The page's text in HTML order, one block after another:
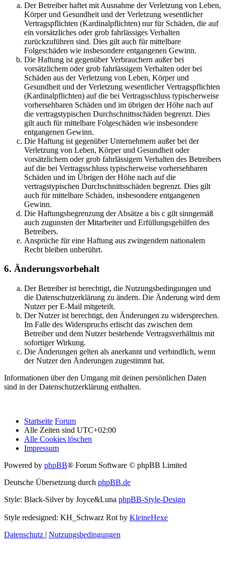
Der Betreiber haftet mit Ausnahme der Verletzung von Leben,
Körper und Gesundheit und der Verletzung wesentlicher
Vertragspflichten (Kardinalpflichten) nur für Schäden, die auf
ein vorsätzliches oder grob fahrlässiges Verhalten
zurückzuführen sind. Dies gilt auch für mittelbare
Folgeschäden wie insbesondere entgangenen Gewinn.
Die Haftung ist gegenüber Verbrauchern außer bei
vorsätzlichem oder grob fahrlässigem Verhalten oder bei
Schäden aus der Verletzung von Leben, Körper und
Gesundheit und der Verletzung wesentlicher Vertragspflichten
(Kardinalpflichten) auf die bei Vertragsschluss typischerweise
vorhersehbaren Schäden und im übrigen der Höhe nach auf
die vertragstypischen Durchschnittsschäden begrenzt. Dies
gilt auch für mittelbare Folgeschäden wie insbesondere
entgangenen Gewinn.
Die Haftung ist gegenüber Unternehmern außer bei der
Verletzung von Leben, Körper und Gesundheit oder
vorsätzlichem oder grob fahrlässigem Verhalten des Betreibers
auf die bei Vertragsschluss typischerweise vorhersehbaren
Schäden und im Übrigen der Höhe nach auf die
vertragstypischen Durchschnittsschäden begrenzt. Dies gilt
auch für mittelbare Schäden, insbesondere entgangenen
Gewinn.
Die Haftungsbegrenzung der Absätze a bis c gilt sinngemäß
auch zugunsten der Mitarbeiter und Erfüllungsgehilfen des
Betreibers.
Ansprüche für eine Haftung aus zwingendem nationalem
Recht bleiben unberührt.
6. Änderungsvorbehalt
Der Betreiber ist berechtigt, die Nutzungsbedingungen und
die Datenschutzerklärung zu ändern. Die Änderung wird dem
Nutzer per E-Mail mitgeteilt.
Der Nutzer ist berechtigt, den Änderungen zu widersprechen.
Im Falle des Widerspruchs erlischt das zwischen dem
Betreiber und dem Nutzer bestehende Vertragsverhältnis mit
sofortiger Wirkung.
Die Änderungen gelten als anerkannt und verbindlich, wenn
der Nutzer den Änderungen zugestimmt hat.
Informationen über den Umgang mit deinen persönlichen Daten
sind in der Datenschutzerklärung enthalten.
Startseite Forum
Alle Zeiten sind UTC+02:00
Alle Cookies löschen
Impressum
Powered by phpBB® Forum Software © phpBB Limited
Deutsche Übersetzung durch phpBB.de
Style: Black-Silver by Joyce&Luna phpBB-Style-Design
Style redesigned: KH_Schwarz Rot by KleineHexe
Datenschutz | Nutzungsbedingungen